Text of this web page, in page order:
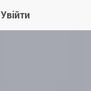
Увійти